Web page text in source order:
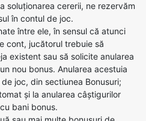
soluționarea cererii, ne rezervăm
în contul de joc.
între ele, în sensul că atunci
cont, jucătorul trebuie să
existent sau să solicite anularea
nou bonus. Anularea acestuia
joc, din sectiunea Bonusuri;
și la anularea câștigurilor
bani bonus.